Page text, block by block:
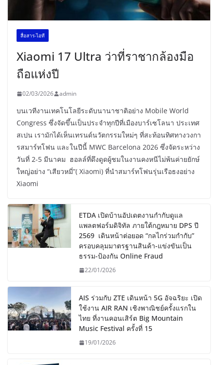
สื่อสาร-ไอที
Xiaomi 17 Ultra ว่าที่ราชากล้องมือ
ถือแห่งปี
02/03/2026 admin
บนเวทีงานเทคโนโลยีระดับนานาชาติอย่าง Mobile World
Congress ซึ่งจัดขึ้นเป็นประจำทุกปีที่เมืองบาร์เซโลนา ประเทศ
สเปน เรามักได้เห็นเทรนด์นวัตกรรมใหม่ๆ ที่สะท้อนทิศทางวงกา
รสมาร์ทโฟน และในปีนี้ MWC Barcelona 2026 ซึ่งจัดระหว่าง
วันที่ 2-5 มีนาคม ฮอลล์ที่ดึงดูดผู้ชมในงานคงหนีไม่พ้นค่ายยักษ์
ใหญ่อย่าง “เสียวหมี่”( Xiaomi) ที่นำสมาร์ทโฟนรุ่นเรือธงอย่าง
Xiaomi
ETDA เปิดบ้านอัปเดตงานกำกับดูแล
แพลตฟอร์มดิจิทัล ภายใต้กฎหมาย DPS ปี
2569 เดินหน้าต่อยอด “กลไกร่วมกำกับ”
ครอบคลุมมาตรฐานสินค้า-แข่งขันเป็น
ธรรม-ป้องกัน Online Fraud
22/01/2026
AIS ร่วมกับ ZTE เดินหน้า 5G อัจฉริยะ เปิด
ใช้งาน AIR RAN เชิงพาณิชย์ครั้งแรกใน
ไทย ที่งานคอนเสิร์ต Big Mountain
Music Festival ครั้งที่ 15
19/01/2026